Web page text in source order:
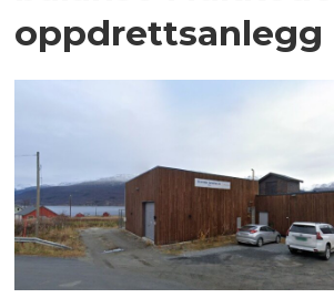
oppdrettsanlegg